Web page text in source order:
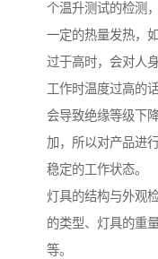
个温升测试的检测
一定的热量发热，
过于高时，会对人
工作时温度过高的
会导致绝缘等级下
加，所以对产品进
稳定的工作状态。
灯具的结构与外观
的类型、灯具的重
等。